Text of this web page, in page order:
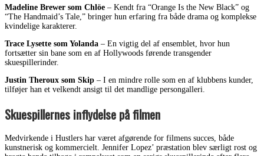
Madeline Brewer som Chlöe – Kendt fra “Orange Is the New Black” og
“The Handmaid’s Tale,” bringer hun erfaring fra både drama og komplekse
kvindelige karakterer.
Trace Lysette som Yolanda – En vigtig del af ensemblet, hvor hun
fortsætter sin bane som en af Hollywoods førende transgender
skuespillerinder.
Justin Theroux som Skip – I en mindre rolle som en af klubbens kunder,
tilføjer han et velkendt ansigt til det mandlige persongalleri.
Skuespillernes inflydelse på filmen
Medvirkende i Hustlers har været afgørende for filmens succes, både
kunstnerisk og kommercielt. Jennifer Lopez’ præstation blev særligt rost og